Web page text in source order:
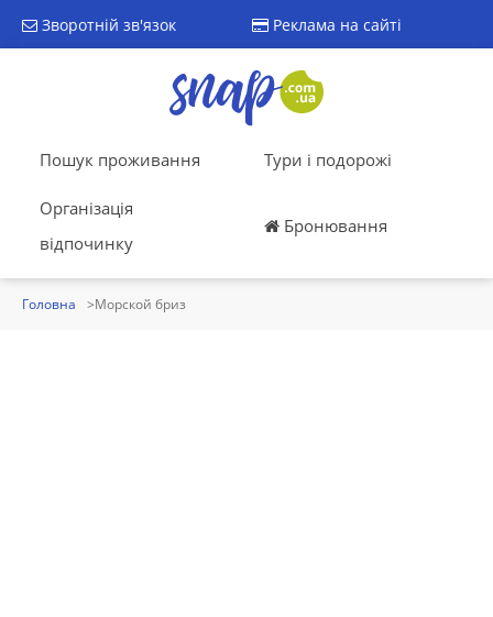
Зворотній зв'язок Реклама на сайті
Пошук проживання Тури і подорожі
Організація
відпочинку
Бронювання
Головна Морской бриз